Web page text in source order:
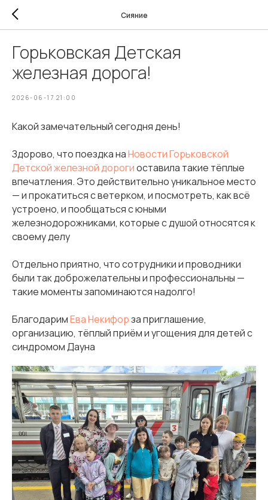
Сияние
Горьковская Детская
железная дорога!
2026-06-17 21:00
Какой замечательный сегодня день!
Здорово, что поездка наНовости Горьковской
Детской железной дорогиоставила такие тёплые
впечатления. Это действительно уникальное место
— и прокатиться с ветерком, и посмотреть, как всё
устроено, и пообщаться с юными
железнодорожниками, которые с душой относятся к
своему делу
Отдельно приятно, что сотрудники и проводники
были так доброжелательны и профессиональны —
такие моменты запоминаются надолго!
БлагодаримЕва Некифорза приглашение,
организацию, тёплый приём и угощения для детей с
синдромом Дауна